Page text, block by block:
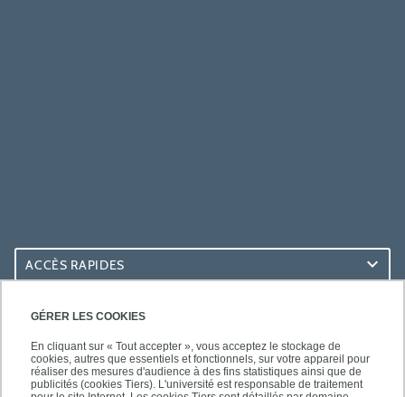
GÉRER LES COOKIES
En cliquant sur « Tout accepter », vous acceptez le stockage de
cookies, autres que essentiels et fonctionnels, sur votre appareil pour
réaliser des mesures d'audience à des fins statistiques ainsi que de
publicités (cookies Tiers). L'université est responsable de traitement
ACCÈS RAPIDES
ACCÈS PRATIQUES